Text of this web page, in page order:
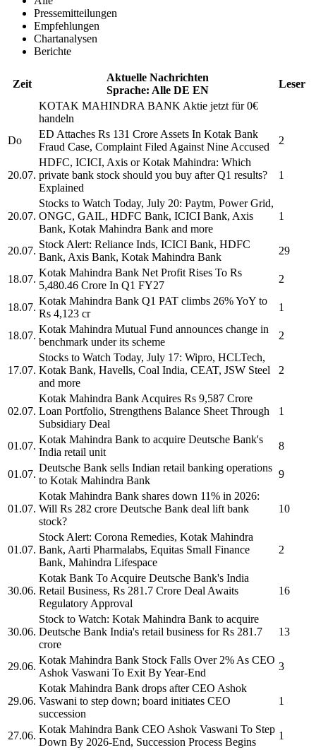
Pressemitteilungen
Empfehlungen
Chartanalysen
Berichte
Zeit
Aktuelle Nachrichten
Sprache: Alle DE EN
Leser
KOTAK MAHINDRA BANK Aktie jetzt für 0€
handeln
Do
ED Attaches Rs 131 Crore Assets In Kotak Bank
Fraud Case, Complaint Filed Against Nine Accused
2
20.07.
HDFC, ICICI, Axis orKotak Mahindra: Which
private bank stock should you buy after Q1 results?
Explained
1
20.07.
Stocks to Watch Today, July 20: Paytm, Power Grid,
ONGC, GAIL, HDFC Bank, ICICI Bank, Axis
Bank, Kotak Mahindra Bank and more
1
20.07.
Stock Alert: Reliance Inds, ICICI Bank, HDFC
Bank, Axis Bank, Kotak Mahindra Bank
29
18.07.
Kotak Mahindra Bank Net Profit Rises To Rs
5,480.46 Crore In Q1 FY27
2
18.07.
Kotak Mahindra Bank Q1 PAT climbs 26% YoY to
Rs 4,123 cr
1
18.07.
Kotak Mahindra Mutual Fund announces change in
benchmark under its scheme
2
17.07.
Stocks to Watch Today, July 17: Wipro, HCLTech,
Kotak Bank, Havells, Coal India, CEAT, JSW Steel
and more
2
02.07.
Kotak Mahindra Bank Acquires Rs 9,587 Crore
Loan Portfolio, Strengthens Balance Sheet Through
Subsidiary Deal
1
01.07.
Kotak Mahindra Bank to acquire Deutsche Bank's
India retail unit
8
01.07.
Deutsche Bank sells Indian retail banking operations
to Kotak Mahindra Bank
9
01.07.
Kotak Mahindra Bank shares down 11% in 2026:
Will Rs 282 crore Deutsche Bank deal lift bank
stock?
10
01.07.
Stock Alert: Corona Remedies, Kotak Mahindra
Bank, Aarti Pharmalabs, Equitas Small Finance
Bank, Mahindra Lifespace
2
30.06.
Kotak Bank To Acquire Deutsche Bank's India
Retail Business, Rs 281.7 Crore Deal Awaits
Regulatory Approval
16
30.06.
Stock to Watch: Kotak Mahindra Bank to acquire
Deutsche Bank India's retail business for Rs 281.7
crore
13
29.06.
Kotak Mahindra Bank Stock Falls Over 2% As CEO
Ashok Vaswani To Exit By Year-End
3
29.06.
Kotak Mahindra Bank drops after CEO Ashok
Vaswani to step down; board initiates CEO
succession
1
27.06.
Kotak Mahindra Bank CEO Ashok Vaswani To Step
Down By 2026-End, Succession Process Begins
1